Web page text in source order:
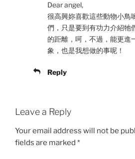
Dear angel,
很高興妳喜歡這些動物小鳥
們，只是要到有功力介紹牠
的距離，呵，不過，能更進
象，也是我想做的事呢！
Reply
Leave a Reply
Your email address will not be
fields are marked *